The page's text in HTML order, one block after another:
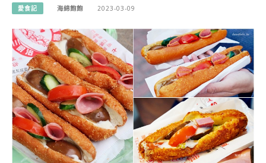
愛食記 海綿飽飽 2023-03-09